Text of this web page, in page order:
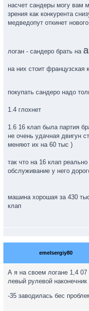
насчет сандеры могу вам
зрения как конкурента
медведопут откинет
логан - сандеро брать на
на них стоит французская
покупать сандеро надо
1.4 глохнет
1.6 16 клап была партия
не очень удачная двигун
меняют их на 60 тыс )
так что на 16 клап
обслуживание у него
машина хорошая за 430
клап
emelsergiy80
А я на своем логане 1,4
левый рулевой
-35 заводилась бес